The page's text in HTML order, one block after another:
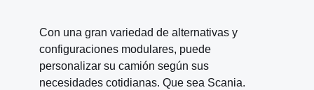
Con una gran variedad de alternativas y
configuraciones modulares, puede
personalizar su camión según sus
necesidades cotidianas. Que sea Scania.